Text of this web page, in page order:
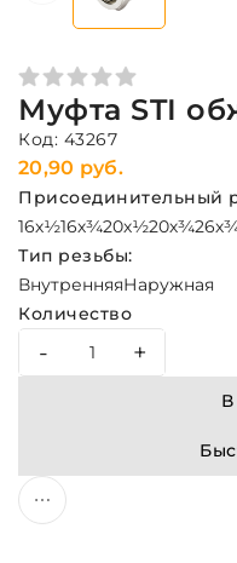
Муфта STI
Код: 43267
20,90 руб.
Присоединительный
16х½16х¾20х½20х¾
Тип резьбы:
ВнутренняяНаружная
Количество
- +